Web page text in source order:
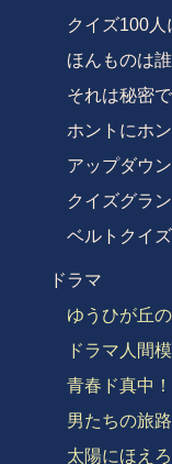
クイズ100人
ほんものは
それは秘密
ホントにホン
アップダウ
クイズグラ
ベルトクイ
ドラマ
ゆうひが丘
ドラマ人間
青春ド真中
男たちの旅路
太陽にほえろ